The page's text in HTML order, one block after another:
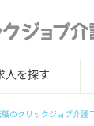
人を探す
のクリックジョブ介護